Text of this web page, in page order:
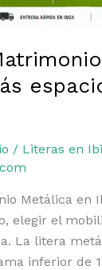
/ Literas en
Metálica en
elegir el
La litera
inferior de